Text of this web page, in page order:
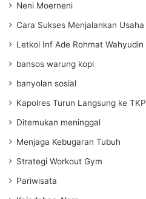
Neni Moerneni
Cara Sukses Menjalankan Usaha
Letkol Inf Ade Rohmat Wahyudin
bansos warung kopi
banyolan sosial
Kapolres Turun Langsung ke TKP
Ditemukan meninggal
Menjaga Kebugaran Tubuh
Strategi Workout Gym
Pariwisata